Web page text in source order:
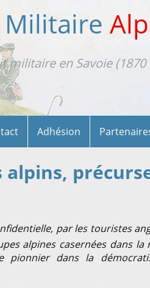
Militaire
militaire en Savoie (1870
Adhésion
alpins,
par les touristes
alpines casernées dans la
pionnier dans la